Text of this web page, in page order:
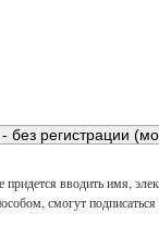
вводить имя,
смогут